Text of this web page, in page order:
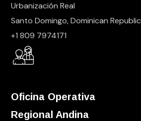
Urbanización Real
Santo Domingo, Dominican Republic
+1 809 7974171
Oficina Operativa
Regional Andina